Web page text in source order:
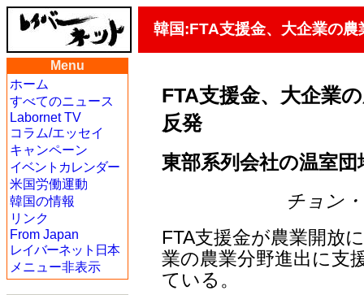
韓国:FTA支援金、大企業の農
Menu
ホーム
すべてのニュース
Labornet TV
コラム/エッセイ
キャンペーン
イベントカレンダー
米国労働運動
韓国の情報
リンク
From Japan
レイバーネット日本
メニュー非表示
FTA支援金、大企業
反発
東部系列会社の温室
チョン
FTA支援金が農業開放
業の農業分野進出に支
ている。